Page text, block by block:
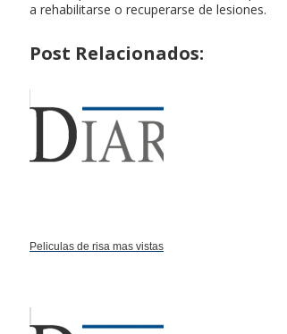
a rehabilitarse o recuperarse de lesiones.
Post Relacionados:
Peliculas de risa mas vistas